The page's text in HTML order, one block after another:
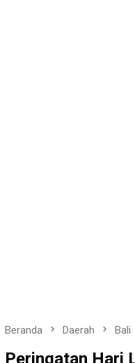
Beranda Daerah Bali
Peringatan Hari